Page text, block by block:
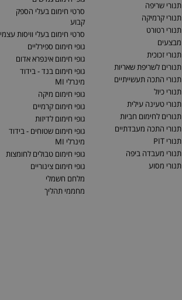
תנורי שריפה
תנורי קרמיקה
תנורי רטורט
מבצעים
תנורי זכוכית
תנורים לשריפת שאריות
תנורי התכה תעשייתיים
תנורי כיול
תנורי טעינה עילית
תנורים לחימום חביות
תנורי התכה מעבדתיים
תנורי PIT
תנורי מעבדה ביפה
תנורי מסוע
סרטי חימום בעלי הספק
קבוע
סרטי חימום בעלי וויסות עצמי
גופי חימום ספירליים
גופי חימום אינפרא אדום
גופי חימום בנד - בידוד
מינרלי MI
גופי חימום מיקה
גופי חימום קרמיים
גופי חימום לדיזות
גופי חימום שטוחים - בידוד
מינרלי MI
גופי חימום טבולים לחומצות
גופי חימום צינוריים
מלחם חשמלי
מחממי תהליך